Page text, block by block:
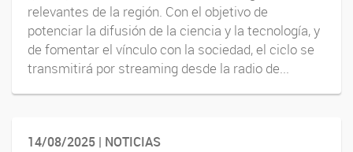
relevantes de la región. Con el objetivo de
potenciar la difusión de la ciencia y la tecnología, y
de fomentar el vínculo con la sociedad, el ciclo se
transmitirá por streaming desde la radio de...
14/08/2025 | NOTICIAS